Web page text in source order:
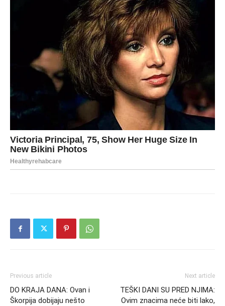
Previous article
DO KRAJA DANA: Ovan i
Škorpija dobijaju nešto
Next article
TEŠKI DANI SU PRED NJIMA:
Ovim znacima neće biti lako,